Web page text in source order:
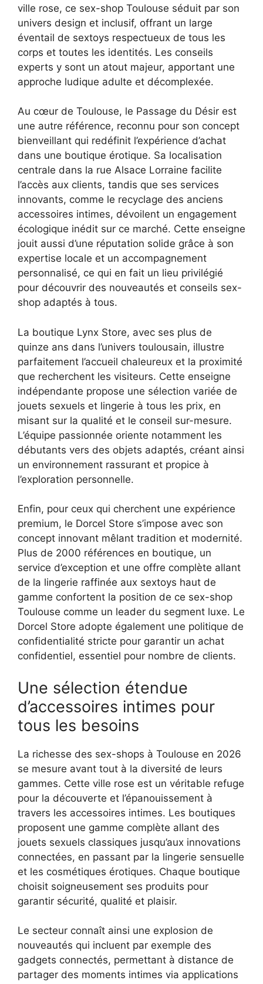
ville rose, ce sex-shop Toulouse séduit par son
univers design et inclusif, offrant un large
éventail de sextoys respectueux de tous les
corps et toutes les identités. Les conseils
experts y sont un atout majeur, apportant une
approche ludique adulte et décomplexée.
Au cœur de Toulouse, le Passage du Désir est
une autre référence, reconnu pour son concept
bienveillant qui redéfinit l’expérience d’achat
dans une boutique érotique. Sa localisation
centrale dans la rue Alsace Lorraine facilite
l’accès aux clients, tandis que ses services
innovants, comme le recyclage des anciens
accessoires intimes, dévoilent un engagement
écologique inédit sur ce marché. Cette enseigne
jouit aussi d’une réputation solide grâce à son
expertise locale et un accompagnement
personnalisé, ce qui en fait un lieu privilégié
pour découvrir des nouveautés et conseils sex-
shop adaptés à tous.
La boutique Lynx Store, avec ses plus de
quinze ans dans l’univers toulousain, illustre
parfaitement l’accueil chaleureux et la proximité
que recherchent les visiteurs. Cette enseigne
indépendante propose une sélection variée de
jouets sexuels et lingerie à tous les prix, en
misant sur la qualité et le conseil sur-mesure.
L’équipe passionnée oriente notamment les
débutants vers des objets adaptés, créant ainsi
un environnement rassurant et propice à
l’exploration personnelle.
Enfin, pour ceux qui cherchent une expérience
premium, le Dorcel Store s’impose avec son
concept innovant mêlant tradition et modernité.
Plus de 2000 références en boutique, un
service d’exception et une offre complète allant
de la lingerie raffinée aux sextoys haut de
gamme confortent la position de ce sex-shop
Toulouse comme un leader du segment luxe. Le
Dorcel Store adopte également une politique de
confidentialité stricte pour garantir un achat
confidentiel, essentiel pour nombre de clients.
Une sélection étendue
d’accessoires intimes pour
tous les besoins
La richesse des sex-shops à Toulouse en 2026
se mesure avant tout à la diversité de leurs
gammes. Cette ville rose est un véritable refuge
pour la découverte et l’épanouissement à
travers les accessoires intimes. Les boutiques
proposent une gamme complète allant des
jouets sexuels classiques jusqu’aux innovations
connectées, en passant par la lingerie sensuelle
et les cosmétiques érotiques. Chaque boutique
choisit soigneusement ses produits pour
garantir sécurité, qualité et plaisir.
Le secteur connaît ainsi une explosion de
nouveautés qui incluent par exemple des
gadgets connectés, permettant à distance de
partager des moments intimes via applications